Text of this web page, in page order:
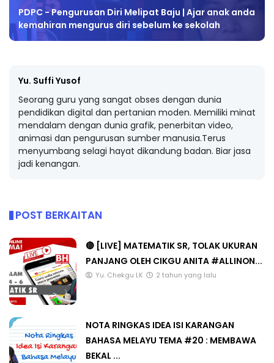
PDPC - Pengurusan Diri Melipat Baju | Ajar anak anda
kemahiran mengurus diri sebelum ke sekolah
Yu. Suffi Yusof
Seorang guru yang sangat obses dengan dunia
pendidikan digital dan pertanian moden. Memiliki minat
mendalam dengan dunia grafik, penerbitan video,
animasi dan pengurusan sumber manusia.Terus
menyumbang selagi hayat dikandung badan. Biar jasa
jadi kenangan.
POST BERKAITAN
🔴 [LIVE] MATEMATIK SR, TOLAK UKURAN
PANJANG OLEH CIKGU ANITA #ALLINON...
Yu. Chekgu LK 2 tahun yang lalu
NOTA RINGKAS IDEA ISI KARANGAN
BAHASA MELAYU TEMA #20 : MEMBAWA
BEKAL ...